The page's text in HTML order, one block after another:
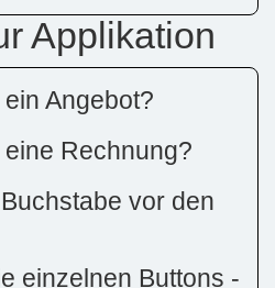
Applikation
Angebot?
Rechnung?
vor den
einzelnen Buttons -